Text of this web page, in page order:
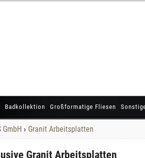
Badkollektion Großformatige Fliesen
GmbH › Granit Arbeitsplatten
Granit Arbeitsplatten